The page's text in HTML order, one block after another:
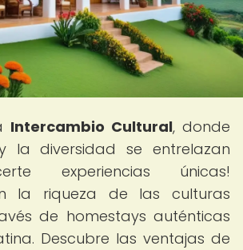
Intercambio Cultural, donde
la diversidad se entrelazan
experiencias únicas!
la riqueza de las culturas
de homestays auténticas
Descubre las ventajas de